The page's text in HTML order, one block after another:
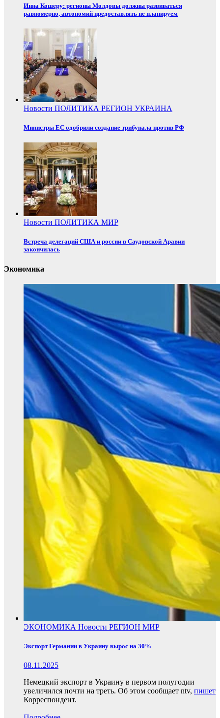
Инна Кошеру: регионы Молдовы должны развиваться
равномерно, автономий предоставлять не планируем
Новости ПОЛИТИКА РЕГИОН УКРАИНА
Министры ЕС одобрили создание трибунала против РФ
Новости ПОЛИТИКА МИР
Встреча делегаций США и россии в Саудовской Аравии
закончилась
Экономика
ЭКОНОМИКА Новости РЕГИОН МИР
Экспорт Германии в Украину вырос на 30%
08.11.2025
Немецкий экспорт в Украину в первом полугодии
увеличился почти на треть. Об этом сообщает ntv, пишет
Корреспондент.